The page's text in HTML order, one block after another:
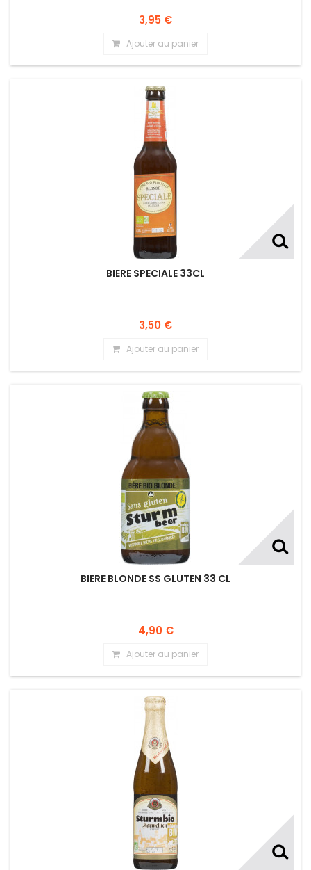
3,95 €
Ajouter au panier
BIERE SPECIALE 33CL
3,50 €
Ajouter au panier
BIERE BLONDE SS GLUTEN 33 CL
4,90 €
Ajouter au panier